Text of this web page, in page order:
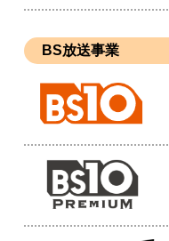
BS放送事業